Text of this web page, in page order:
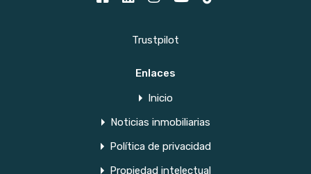
Trustpilot
Enlaces
Inicio
Noticias inmobiliarias
Política de privacidad
Propiedad intelectual